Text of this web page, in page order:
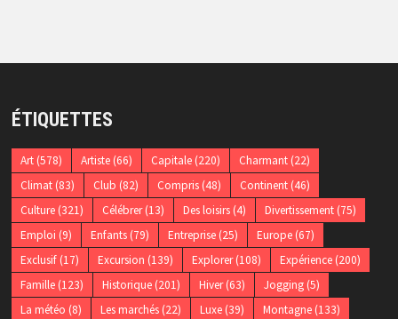
ÉTIQUETTES
Art(578) Artiste(66) Capitale(220) Charmant(22)
Climat(83) Club (82) Compris(48) Continent(46)
Culture(321) Célébrer(13) Des loisirs(4) Divertissement(75)
Emploi (9) Enfants(79) Entreprise(25) Europe(67)
Exclusif(17) Excursion (139) Explorer(108) Expérience(200)
Famille(123) Historique(201) Hiver(63) Jogging(5)
La météo (8) Les marchés(22) Luxe(39) Montagne(133)